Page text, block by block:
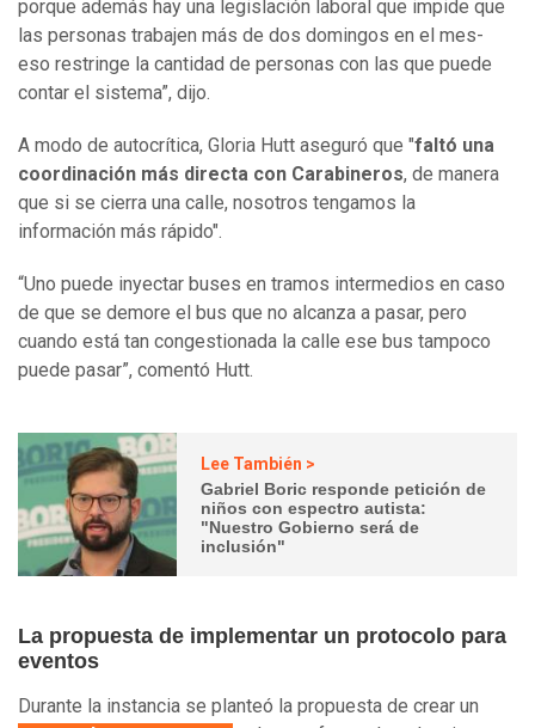
porque además hay una legislación laboral que impide que
las personas trabajen más de dos domingos en el mes-
eso restringe la cantidad de personas con las que puede
contar el sistema”, dijo.
A modo de autocrítica, Gloria Hutt aseguró que "faltó una
coordinación más directa con Carabineros, de manera
que si se cierra una calle, nosotros tengamos la
información más rápido".
“Uno puede inyectar buses en tramos intermedios en caso
de que se demore el bus que no alcanza a pasar, pero
cuando está tan congestionada la calle ese bus tampoco
puede pasar”, comentó Hutt.
Lee También >
Gabriel Boric responde petición de
niños con espectro autista:
"Nuestro Gobierno será de
inclusión"
La propuesta de implementar un protocolo para
eventos
Durante la instancia se planteó la propuesta de crear un